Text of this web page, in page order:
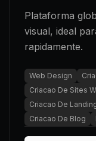
Plataforma
visual, ideal
rapidamente.
Web Design
Criacao De Sites
Criacao De
Criacao De Blog